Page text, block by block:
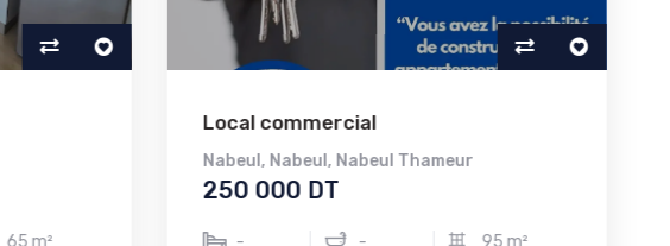
Local commercial
Nabeul,Nabeul,Nabeul Thameur
250 000 DT
- 95 m²